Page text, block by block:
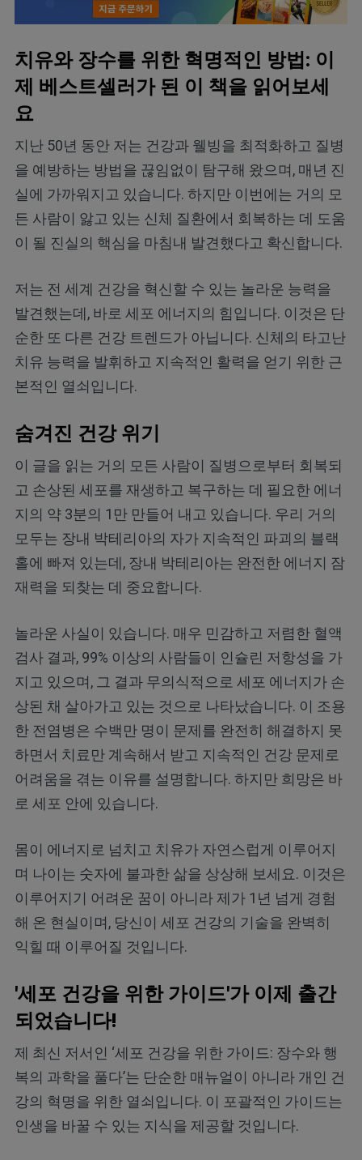
치유와 장수를 위한 혁명적인 방법: 이
제 베스트셀러가 된 이 책을 읽어보세
요
지난 50년 동안 저는 건강과 웰빙을 최적화하고 질병
을 예방하는 방법을 끊임없이 탐구해 왔으며, 매년 진
실에 가까워지고 있습니다. 하지만 이번에는 거의 모
든 사람이 앓고 있는 신체 질환에서 회복하는 데 도움
이 될 진실의 핵심을 마침내 발견했다고 확신합니다.
저는 전 세계 건강을 혁신할 수 있는 놀라운 능력을
발견했는데, 바로 세포 에너지의 힘입니다. 이것은 단
순한 또 다른 건강 트렌드가 아닙니다. 신체의 타고난
치유 능력을 발휘하고 지속적인 활력을 얻기 위한 근
본적인 열쇠입니다.
숨겨진 건강 위기
이 글을 읽는 거의 모든 사람이 질병으로부터 회복되
고 손상된 세포를 재생하고 복구하는 데 필요한 에너
지의 약 3분의 1만 만들어 내고 있습니다. 우리 거의
모두는 장내 박테리아의 자가 지속적인 파괴의 블랙
홀에 빠져 있는데, 장내 박테리아는 완전한 에너지 잠
재력을 되찾는 데 중요합니다.
놀라운 사실이 있습니다. 매우 민감하고 저렴한 혈액
검사 결과, 99% 이상의 사람들이 인슐린 저항성을 가
지고 있으며, 그 결과 무의식적으로 세포 에너지가 손
상된 채 살아가고 있는 것으로 나타났습니다. 이 조용
한 전염병은 수백만 명이 문제를 완전히 해결하지 못
하면서 치료만 계속해서 받고 지속적인 건강 문제로
어려움을 겪는 이유를 설명합니다. 하지만 희망은 바
로 세포 안에 있습니다.
몸이 에너지로 넘치고 치유가 자연스럽게 이루어지
며 나이는 숫자에 불과한 삶을 상상해 보세요. 이것은
이루어지기 어려운 꿈이 아니라 제가 1년 넘게 경험
해 온 현실이며, 당신이 세포 건강의 기술을 완벽히
익힐 때 이루어질 것입니다.
'세포 건강을 위한 가이드'가 이제 출간
되었습니다!
제 최신 저서인 ‘세포 건강을 위한 가이드: 장수와 행
복의 과학을 풀다’는 단순한 매뉴얼이 아니라 개인 건
강의 혁명을 위한 열쇠입니다. 이 포괄적인 가이드는
인생을 바꿀 수 있는 지식을 제공할 것입니다.